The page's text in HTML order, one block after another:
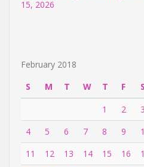
15, 2026
February 2018
S
M T W T F
S
1
2
3
4
5 6 7 8 9
11
12 13 14 15 16